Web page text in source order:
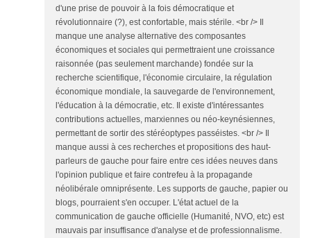
d'une prise de pouvoir à la fois démocratique et
révolutionnaire (?), est confortable, mais stérile. <br /> Il
manque une analyse alternative des composantes
économiques et sociales qui permettraient une croissance
raisonnée (pas seulement marchande) fondée sur la
recherche scientifique, l'économie circulaire, la régulation
économique mondiale, la sauvegarde de l'environnement,
l'éducation à la démocratie, etc. Il existe d'intéressantes
contributions actuelles, marxiennes ou néo-keynésiennes,
permettant de sortir des stéréoptypes passéistes. <br /> Il
manque aussi à ces recherches et propositions des haut-
parleurs de gauche pour faire entre ces idées neuves dans
l'opinion publique et faire contrefeu à la propagande
néolibérale omniprésente. Les supports de gauche, papier ou
blogs, pourraient s'en occuper. L'état actuel de la
communication de gauche officielle (Humanité, NVO, etc) est
mauvais par insuffisance d'analyse et de professionnalisme.